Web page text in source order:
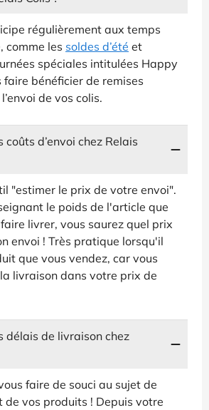
régulièrement aux temps
comme les soldes d’été et
spéciales intitulées Happy
faire bénéficier de remises
de vos colis.
coûts d’envoi chez Relais
"estimer le prix de votre envoi".
le poids de l'article que
livrer, vous saurez quel prix
envoi ! Très pratique lorsqu'il
que vous vendez, car vous
livraison dans votre prix de
délais de livraison chez
faire de souci au sujet de
de vos produits ! Depuis votre